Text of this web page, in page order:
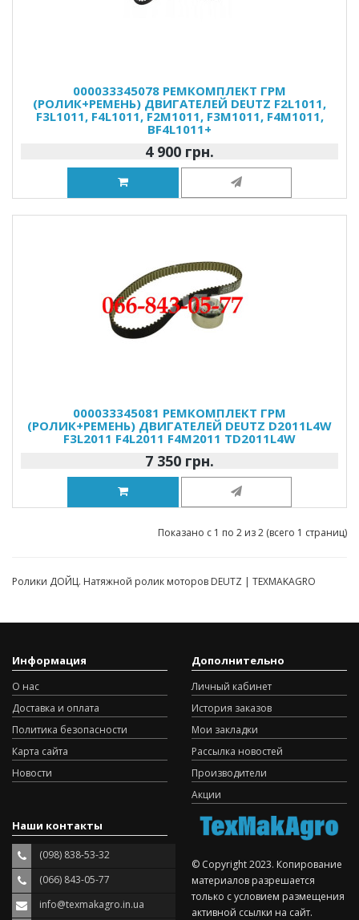
000033345078 РЕМКОМПЛЕКТ ГРМ
(РОЛИК+РЕМЕНЬ) ДВИГАТЕЛЕЙ DEUTZ F2L1011,
F3L1011, F4L1011, F2M1011, F3M1011, F4M1011,
BF4L1011+
4 900 грн.
000033345081 РЕМКОМПЛЕКТ ГРМ
(РОЛИК+РЕМЕНЬ) ДВИГАТЕЛЕЙ DEUTZ D2011L4W
F3L2011 F4L2011 F4M2011 TD2011L4W
7 350 грн.
Показано с 1 по 2 из 2 (всего 1 страниц)
Ролики ДОЙЦ. Натяжной ролик моторов DEUTZ | TEXMAKAGRO
Информация
О нас
Доставка и оплата
Политика безопасности
Карта сайта
Новости
Дополнительно
Личный кабинет
История заказов
Мои закладки
Рассылка новостей
Производители
Акции
Наши контакты
(098) 838-53-32
(066) 843-05-77
info@texmakagro.in.ua
© Copyright 2023. Копирование
материалов разрешается
только с условием размещения
активной ссылки на сайт.